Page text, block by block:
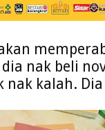
nak beli
nak kalah.